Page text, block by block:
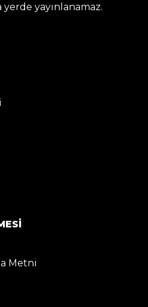
yayınlanamaz.
Metni